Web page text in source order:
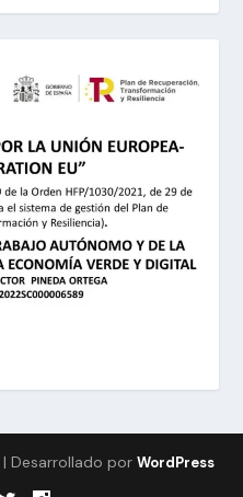
| Desarrollado por WordPress